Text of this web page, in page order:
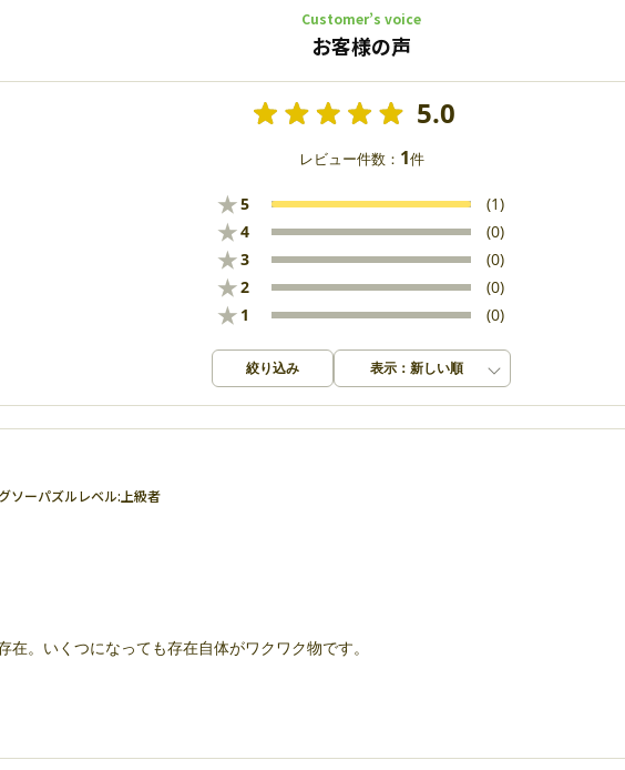
Customer’s voice
お客様の声
5.0
レビュー件数： 1件
★5 (1)
★4 (0)
★3 (0)
★2 (0)
★ 1 (0)
絞り込み 表示：新しい順
ソーパズルレベル: 上級者
在。いくつになっても存在自体がワクワク物です。